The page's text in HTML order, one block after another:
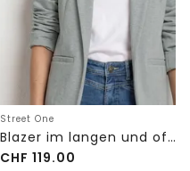
Street One
Blazer im langen und offenen Schnitt
CHF 119.00